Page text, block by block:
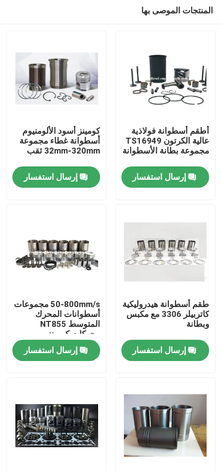
منزل
أشرطة فيديو
حول بنا
جولة في المعمل
اتصل بنا
طلب اقتباس
المنتجات الموصى بها
أطقم أسطوانة فولاذية
عالية الكرتون TS16949
مجموعة بطانة الأسطوانة
إرسال استفسار
كومينز أسود الألومنيوم
أسطوانة غطاء مجموعة
32mm-320mm ثقب
إرسال استفسار
طقم أسطوانة هيدروليكية
كاتربيلر 3306 مع مكبس
وبطانة
إرسال استفسار
50-800mm/s مجموعات
أسطوانات المحرك
المتوسط NT855
محركات كومينز
إرسال استفسار